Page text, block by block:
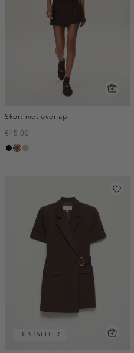
Skort met overlap
€45.00
zwart
bruintaupe,
BESTSELLER